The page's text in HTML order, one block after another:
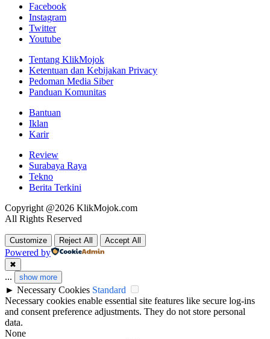
Facebook
Instagram
Twitter
Youtube
Tentang KlikMojok
Ketentuan dan Kebijakan Privacy
Pedoman Media Siber
Panduan Komunitas
Bantuan
Iklan
Karir
Review
Surabaya Raya
Tekno
Berita Terkini
Copyright @2026 KlikMojok.com
All Rights Reserved
Customize Reject All Accept All
Powered by
✖
... show more
► Necessary Cookies Standard
Necessary cookies enable essential site features like secure log-ins
and consent preference adjustments. They do not store personal
data.
None